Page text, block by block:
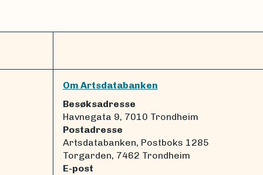
Om Artsdatabanken
Besøksadresse
Havnegata 9, 7010 Trondheim
Postadresse
Artsdatabanken, Postboks 1285
Torgarden, 7462 Trondheim
E-post